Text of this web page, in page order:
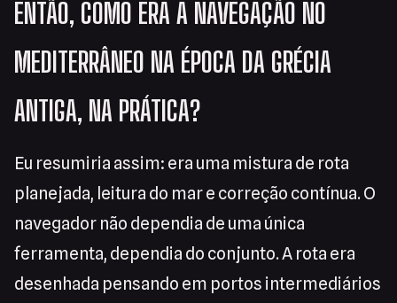
ENTÃO, COMO ERA A NAVEGAÇÃO NO
MEDITERRÂNEO NA ÉPOCA DA GRÉCIA
ANTIGA, NA PRÁTICA?
Eu resumiria assim: era uma mistura de rota
planejada, leitura do mar e correção contínua. O
navegador não dependia de uma única
ferramenta, dependia do conjunto. A rota era
desenhada pensando em portos intermediários